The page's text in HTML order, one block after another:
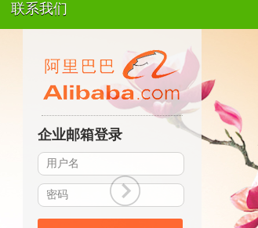
联系我们
企业邮箱登录